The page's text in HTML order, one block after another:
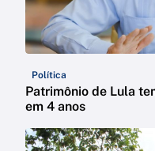
Política
Patrimônio de Lula
em 4 anos